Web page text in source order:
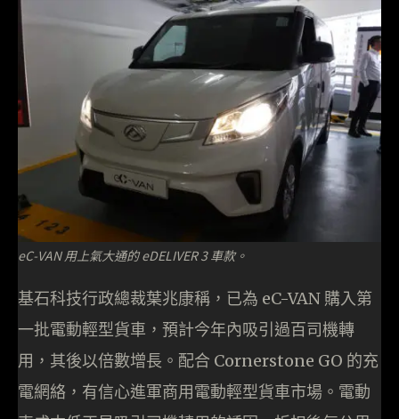
eC-VAN 用上氣大通的 eDELIVER 3 車款。
基石科技行政總裁葉兆康稱，已為 eC-VAN 購入第
一批電動輕型貨車，預計今年內吸引過百司機轉
用，其後以倍數增長。配合 Cornerstone GO 的充
電網絡，有信心進軍商用電動輕型貨車市場。電動